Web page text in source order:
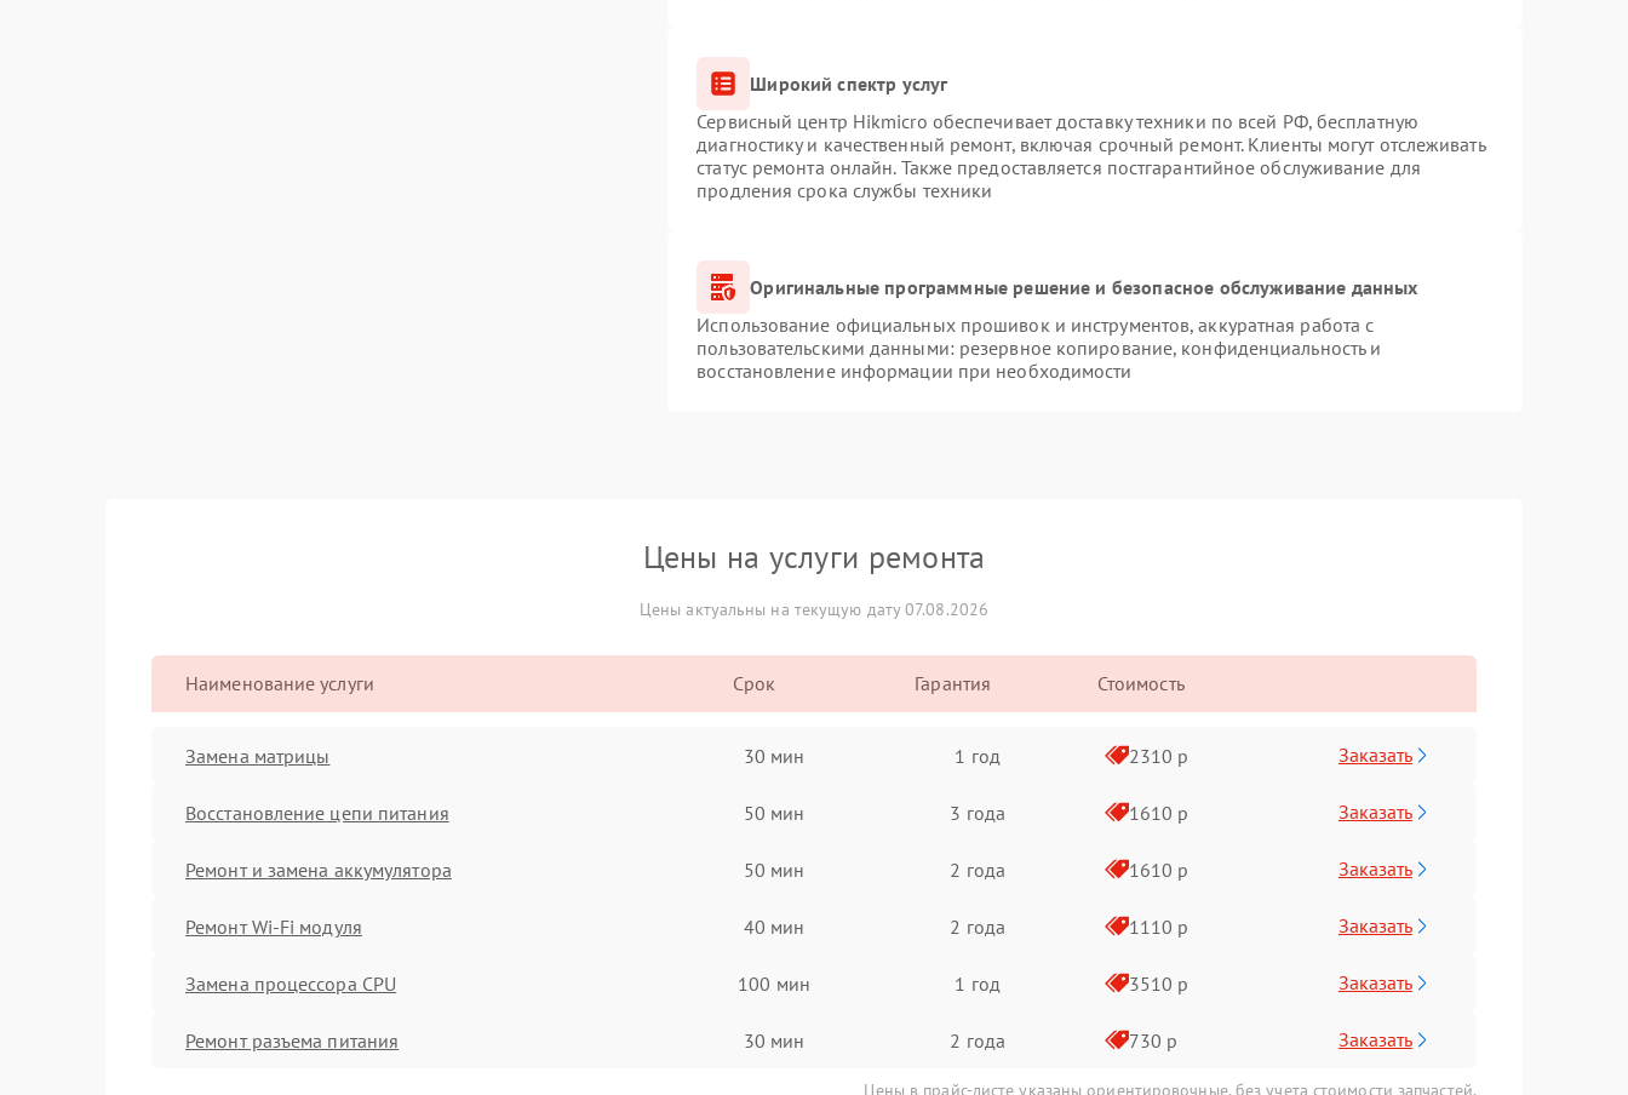
Широкий спектр услуг
Сервисный центр Hikmicro обеспечивает доставку техники по всей РФ, бесплатную
диагностику и качественный ремонт, включая срочный ремонт. Клиенты могут отслеживать
статус ремонта онлайн. Также предоставляется постгарантийное обслуживание для
продления срока службы техники
Оригинальные программные решение и безопасное обслуживание данных
Использование официальных прошивок и инструментов, аккуратная работа с
пользовательскими данными: резервное копирование, конфиденциальность и
восстановление информации при необходимости
Цены на услуги ремонта
Цены актуальны на текущую дату 07.08.2026
Наименование услуги Срок Гарантия Стоимость
Замена матрицы 30 мин 1 год 2310 р Заказать
Восстановление цепи питания 50 мин 3 года 1610 р Заказать
Ремонт и замена аккумулятора 50 мин 2 года 1610 р Заказать
Ремонт Wi-Fi модуля 40 мин 2 года 1110 р Заказать
Замена процессора CPU 100 мин 1 год 3510 р Заказать
Ремонт разъема питания 30 мин 2 года 730 р Заказать
Цены в прайс-листе указаны ориентировочные, без учета стоимости запчастей.